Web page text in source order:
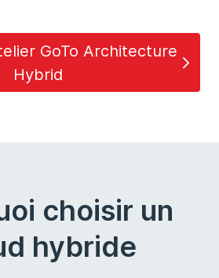
GoTo Architecture
Hybrid
choisir un
hybride